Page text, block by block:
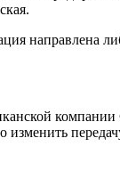
направлена
изменить